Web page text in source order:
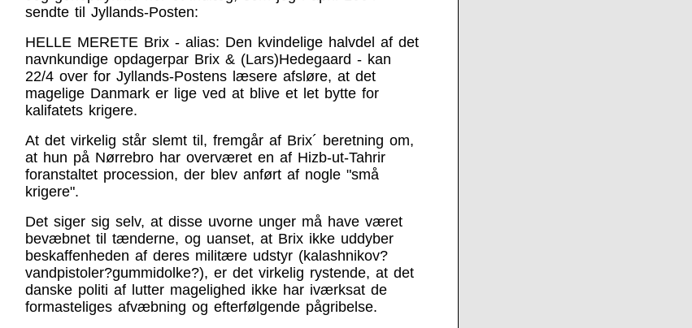
sendte til Jyllands-Posten:
HELLE MERETE Brix - alias: Den kvindelige halvdel af det
navnkundige opdagerpar Brix & (Lars)Hedegaard - kan
22/4 over for Jyllands-Postens læsere afsløre, at det
magelige Danmark er lige ved at blive et let bytte for
kalifatets krigere.
At det virkelig står slemt til, fremgår af Brix´ beretning om,
at hun på Nørrebro har overværet en af Hizb-ut-Tahrir
foranstaltet procession, der blev anført af nogle "små
krigere".
Det siger sig selv, at disse uvorne unger må have været
bevæbnet til tænderne, og uanset, at Brix ikke uddyber
beskaffenheden af deres militære udstyr (kalashnikov?
vandpistoler?gummidolke?), er det virkelig rystende, at det
danske politi af lutter magelighed ikke har iværksat de
formasteliges afvæbning og efterfølgende pågribelse.